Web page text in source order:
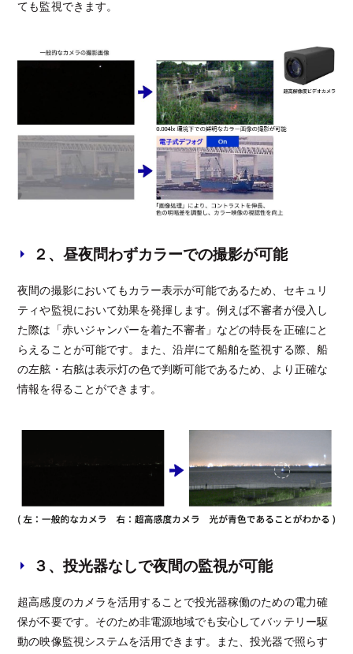
ても監視できます。
２、昼夜問わずカラーでの撮影が可能
夜間の撮影においてもカラー表示が可能であるため、セキュリ
ティや監視において効果を発揮します。例えば不審者が侵入し
た際は「赤いジャンパーを着た不審者」などの特長を正確にと
らえることが可能です。また、沿岸にて船舶を監視する際、船
の左舷・右舷は表示灯の色で判断可能であるため、より正確な
情報を得ることができます。
３、投光器なしで夜間の監視が可能
超高感度のカメラを活用することで投光器稼働のための電力確
保が不要です。そのため非電源地域でも安心してバッテリー駆
動の映像監視システムを活用できます。また、投光器で照らす